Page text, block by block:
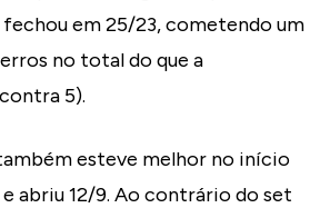
fechou em 25/23, cometendo um
no total do que a
5).
esteve melhor no início
e abriu 12/9. Ao contrário do set